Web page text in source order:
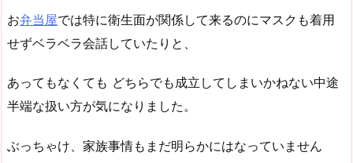
お弁当屋では特に衛生面が関係して来るのにマスクも着用
せずベラベラ会話していたりと、
あってもなくても どちらでも成立してしまいかねない中途
半端な扱い方が気になりました。
ぶっちゃけ、家族事情もまだ明らかにはなっていません